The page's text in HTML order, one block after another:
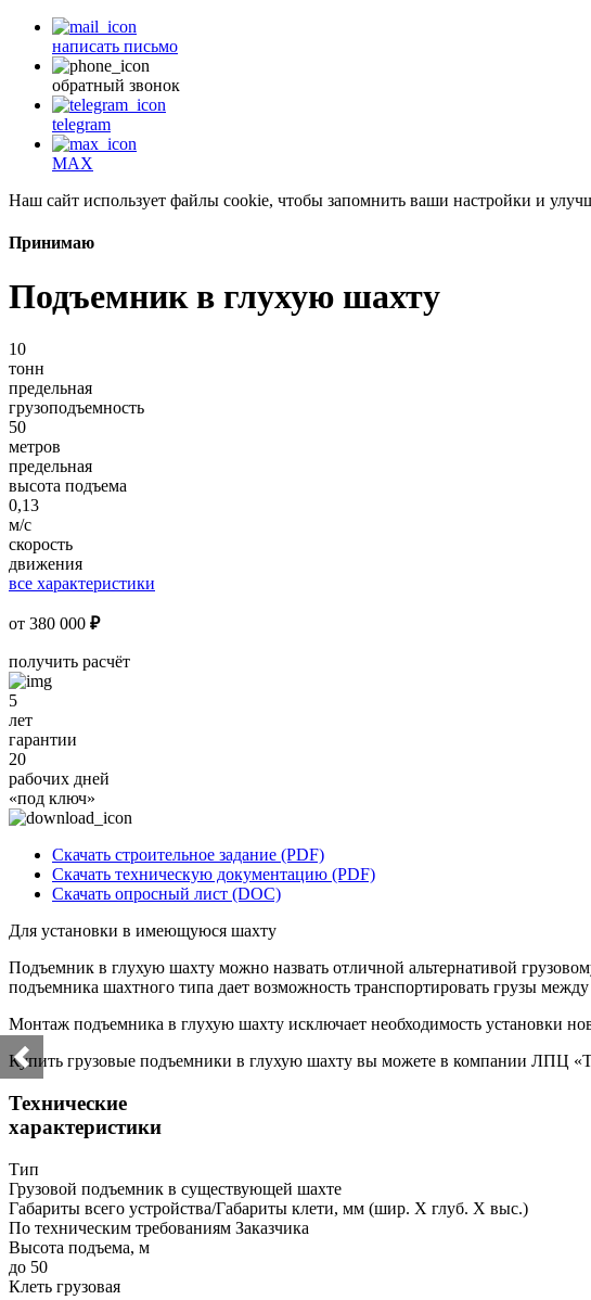
написать письмо
обратный звонок
telegram
MAX
Наш сайт использует файлы cookie, чтобы запомнить ваши настройки и
Принимаю
Подъемник в глухую шахту
10
тонн
предельная
грузоподъемность
50
метров
предельная
высота подъема
0,13
м/с
скорость
движения
все характеристики
от 380 000 ₽
получить расчёт
5
лет
гарантии
20
рабочих дней
«под ключ»
Скачать строительное задание (PDF)
Скачать техническую документацию (PDF)
Скачать опросный лист (DOC)
Для установки в имеющуюся шахту
Подъемник в глухую шахту можно назвать отличной альтернативой
подъемника шахтного типа дает возможность транспортировать грузы
Монтаж подъемника в глухую шахту исключает необходимость установки
Купить грузовые подъемники в глухую шахту вы можете в компании ЛПЦ
Технические
характеристики
Тип
Грузовой подъемник в существующей шахте
Габариты всего устройства/Габариты клети, мм (шир. Х глуб. Х выс.)
По техническим требованиям Заказчика
Высота подъема, м
до 50
Клеть грузовая